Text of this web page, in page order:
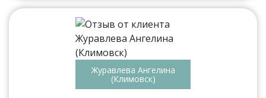
Журавлева Ангелина
(Климовск)